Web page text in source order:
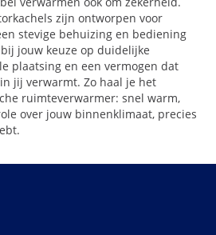
zijn ontworpen voor
stevige behuizing en bediening
jouw keuze op duidelijke
plaatsing en een vermogen dat
jij verwarmt. Zo haal je het
ruimteverwarmer: snel warm,
over jouw binnenklimaat, precies